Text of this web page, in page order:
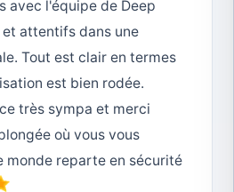
certified - go to Marsa
it's gonna be great 😁
for more dives!
avec l'équipe de Deep
et attentifs dans une
Tout est clair en termes
est bien rodée.
très sympa et merci
où vous vous
monde reparte en sécurité